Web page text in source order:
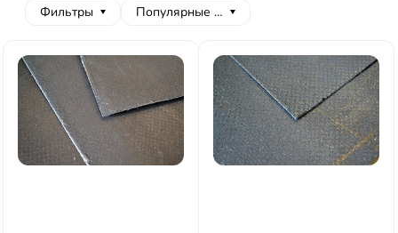
Фильтры Популярные сначала